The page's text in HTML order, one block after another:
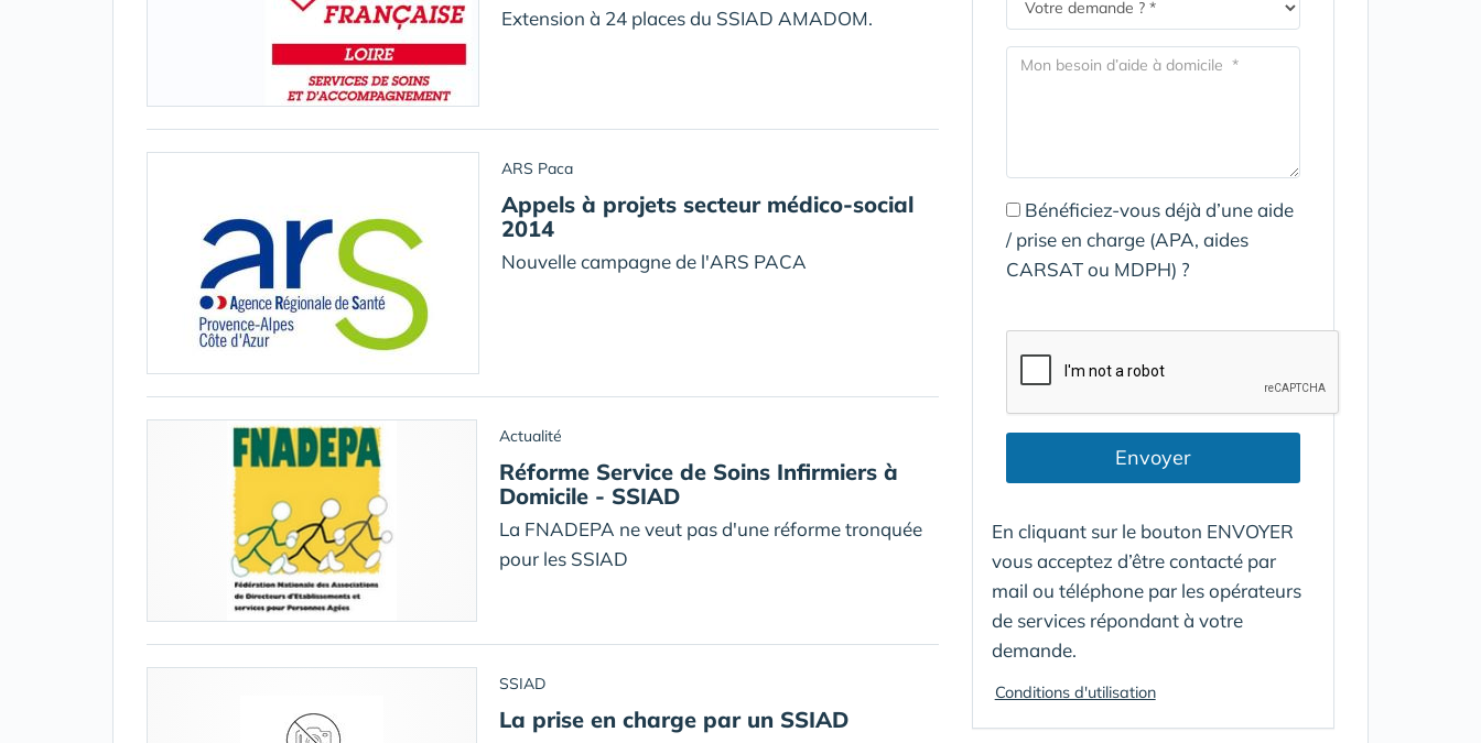
Extension à 24 places du SSIAD AMADOM.
ARS Paca
Appels à projets secteur médico-social
2014
Nouvelle campagne de l'ARS PACA
Actualité
Réforme Service de Soins Infirmiers à
Domicile - SSIAD
La FNADEPA ne veut pas d'une réforme tronquée
pour les SSIAD
SSIAD
La prise en charge par un SSIAD
Bénéficiez-vous déjà d’une aide
/ prise en charge (APA, aides
CARSAT ou MDPH) ?
Envoyer
En cliquant sur le bouton ENVOYER
vous acceptez d’être contacté par
mail ou téléphone par les opérateurs
de services répondant à votre
demande.
Conditions d'utilisation